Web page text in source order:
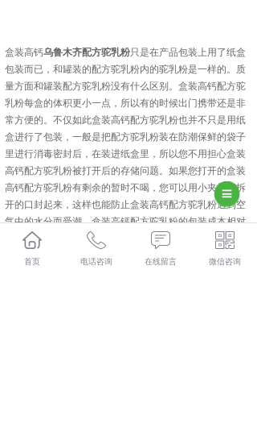
盒装高钙乌鲁木齐配方驼乳粉只是在产品包装上用了纸盒
包装而已，和罐装的配方驼乳粉内的驼乳粉是一样的。质
量方面和罐装配方驼乳粉没有什么区别。盒装高钙配方驼
乳粉每盒的体积更小一点，所以有的时候出门携带还是非
常方便的。不仅如此盒装高钙配方驼乳粉也并不只是用纸
盒进行了包装，一般是把配方驼乳粉装在防潮保鲜的袋子
里进行消毒密封后，在装进纸盒里，所以您不用担心盒装
高钙配方驼乳粉被打开后的存储问题。如果您打开的盒装
高钙配方驼乳粉有剩余的暂时不喝，您可以用小夹子把拆
开的口封起来，这样也能防止盒装高钙配方驼乳粉遇到空
气中的水分而受潮。盒装高钙配方驼乳粉的包装成本相对
于罐装驼乳粉稍微低一点。因为二者包装用的材料以及生
产工艺都有所区别，各自有各自的特点，所以您选择盒装
首页 电话咨询 在线留言 微信咨询